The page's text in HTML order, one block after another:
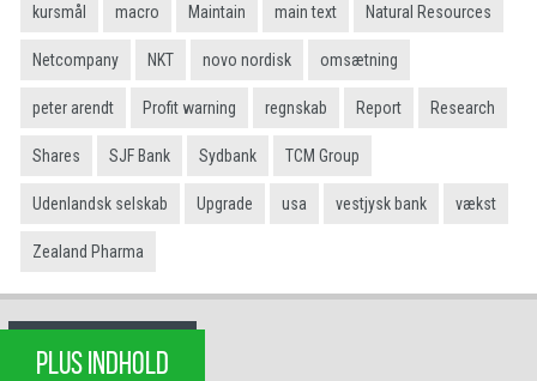
kursmål macro Maintain main text Natural Resources
Netcompany NKT novo nordisk omsætning
peter arendt Profit warning regnskab Report Research
Shares SJF Bank Sydbank TCM Group
Udenlandsk selskab Upgrade usa vestjysk bank vækst
Zealand Pharma
PLUS INDHOLD